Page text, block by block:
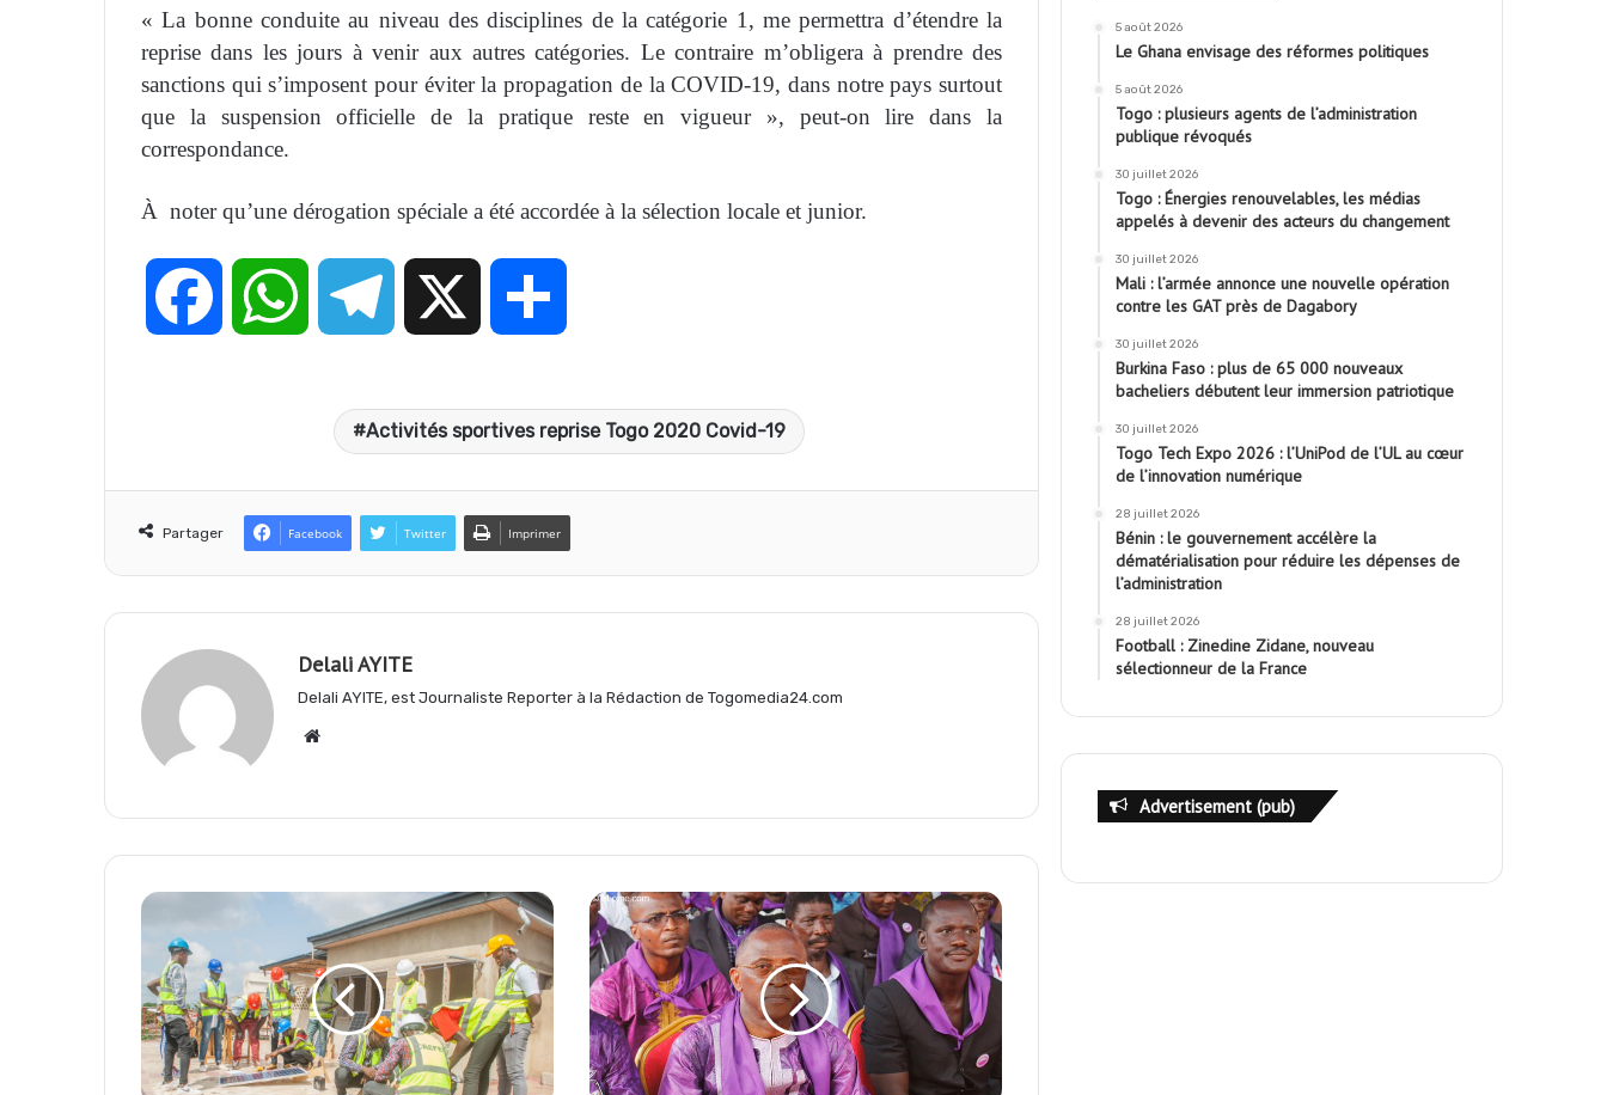
« La bonne conduite au niveau des disciplines de la catégorie 1, me permettra d’étendre la
reprise dans les jours à venir aux autres catégories. Le contraire m’obligera à prendre des
sanctions qui s’imposent pour éviter la propagation de la COVID-19, dans notre pays surtout
que la suspension officielle de la pratique reste en vigueur », peut-on lire dans la
correspondance.
À noter qu’une dérogation spéciale a été accordée à la sélection locale et junior.
o
t
A
l
e
r
r
t
Activités sportives reprise Togo 2020 Covid-19
Partager Facebook Twitter Imprimer
Delali AYITE
Delali AYITE, est Journaliste Reporter à la Rédaction de Togomedia24.com
Website
5 août 2026
Le Ghana envisage des réformes politiques
5 août 2026
Togo : plusieurs agents de l’administration
publique révoqués
30 juillet 2026
Togo : Énergies renouvelables, les médias
appelés à devenir des acteurs du changement
30 juillet 2026
Mali : l’armée annonce une nouvelle opération
contre les GAT près de Dagabory
30 juillet 2026
Burkina Faso : plus de 65 000 nouveaux
bacheliers débutent leur immersion patriotique
30 juillet 2026
Togo Tech Expo 2026 : l’UniPod de l’UL au cœur
de l’innovation numérique
28 juillet 2026
Bénin : le gouvernement accélère la
dématérialisation pour réduire les dépenses de
l’administration
28 juillet 2026
Football : Zinedine Zidane, nouveau
sélectionneur de la France
Advertisement (pub)